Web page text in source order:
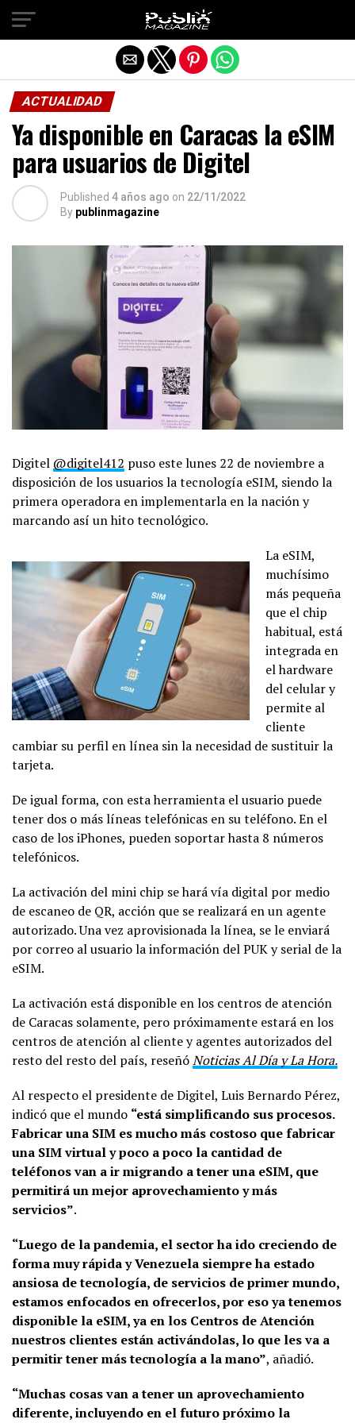
ACTUALIDAD
Ya disponible en Caracas la eSIM
para usuarios de Digitel
Published 4 años ago on 22/11/2022
By publinmagazine
Digitel @digitel412 puso este lunes 22 de noviembre a
disposición de los usuarios la tecnología eSIM, siendo la
primera operadora en implementarla en la nación y
marcando así un hito tecnológico.
La eSIM,
muchísimo
más pequeña
que el chip
habitual, está
integrada en
el hardware
del celular y
permite al
cliente
cambiar su perfil en línea sin la necesidad de sustituir la
tarjeta.
De igual forma, con esta herramienta el usuario puede
tener dos o más líneas telefónicas en su teléfono. En el
caso de los iPhones, pueden soportar hasta 8 números
telefónicos.
La activación del mini chip se hará vía digital por medio
de escaneo de QR, acción que se realizará en un agente
autorizado. Una vez aprovisionada la línea, se le enviará
por correo al usuario la información del PUK y serial de la
eSIM.
La activación está disponible en los centros de atención
de Caracas solamente, pero próximamente estará en los
centros de atención al cliente y agentes autorizados del
resto del resto del país, reseñóNoticias Al Día y La Hora.
Al respecto el presidente de Digitel, Luis Bernardo Pérez,
indicó que el mundo “está simplificando sus procesos.
Fabricar una SIM es mucho más costoso que fabricar
una SIM virtual y poco a poco la cantidad de
teléfonos van a ir migrando a tener una eSIM, que
permitirá un mejor aprovechamiento y más
servicios”.
“Luego de la pandemia, el sector ha ido creciendo de
forma muy rápida y Venezuela siempre ha estado
ansiosa de tecnología, de servicios de primer mundo,
estamos enfocados en ofrecerlos, por eso ya tenemos
disponible la eSIM, ya en los Centros de Atención
nuestros clientes están activándolas, lo que les va a
permitir tener más tecnología a la mano”, añadió.
“Muchas cosas van a tener un aprovechamiento
diferente, incluyendo en el futuro próximo la
Salir de la versión móvil